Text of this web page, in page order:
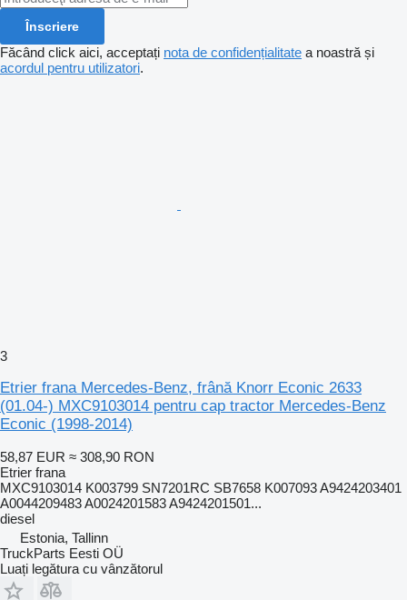
Înscriere
Făcând click aici, acceptați nota de confidențialitate a noastră și
acordul pentru utilizatori.
3
Etrier frana Mercedes-Benz, frână Knorr Econic 2633
(01.04-) MXC9103014 pentru cap tractor Mercedes-Benz
Econic (1998-2014)
58,87 EUR ≈ 308,90 RON
Etrier frana
MXC9103014 K003799 SN7201RC SB7658 K007093 A9424203401
A0044209483 A0024201583 A9424201501...
diesel
Estonia, Tallinn
TruckParts Eesti OÜ
Luați legătura cu vânzătorul